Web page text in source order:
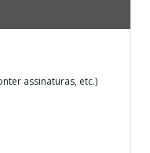
assinaturas, etc.)